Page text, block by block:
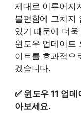
제대로 이루어지
불편함에 그치지
있기 때문에 더
윈도우 업데이트
이트를 효과적으
겠습니다.
✅ 윈도우 11 업
아보세요.